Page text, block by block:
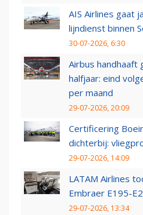
AIS Airlines gaat
lijndienst binnen
30-07-2026, 6:30
Airbus
halfjaar: eind
per maand
29-07-2026, 20:09
Certificering
dichterbij:
29-07-2026, 14:09
LATAM Airlines
Embraer E195-E2
29-07-2026, 13:34